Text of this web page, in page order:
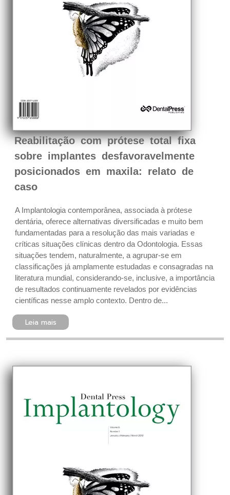
Reabilitação com prótese total fixa
sobre implantes desfavoravelmente
posicionados em maxila: relato de
caso
A Implantologia contemporânea, associada à prótese
dentária, oferece alternativas diversificadas e muito bem
fundamentadas para a resolução das mais variadas e
críticas situações clínicas dentro da Odontologia. Essas
situações tendem, naturalmente, a agrupar-se em
classificações já amplamente estudadas e consagradas na
literatura mundial, considerando-se, inclusive, a importância
de resultados continuamente revelados por evidências
científicas nesse amplo contexto. Dentro de...
Leia mais